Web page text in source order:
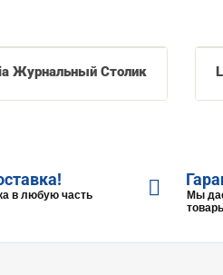
Журнальный Столик
в любую часть
Мы